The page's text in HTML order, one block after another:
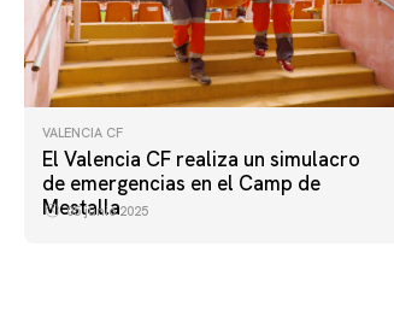
VALENCIA CF
El Valencia CF realiza un simulacro
de emergencias en el Camp de
Mestalla
05 junio 2025